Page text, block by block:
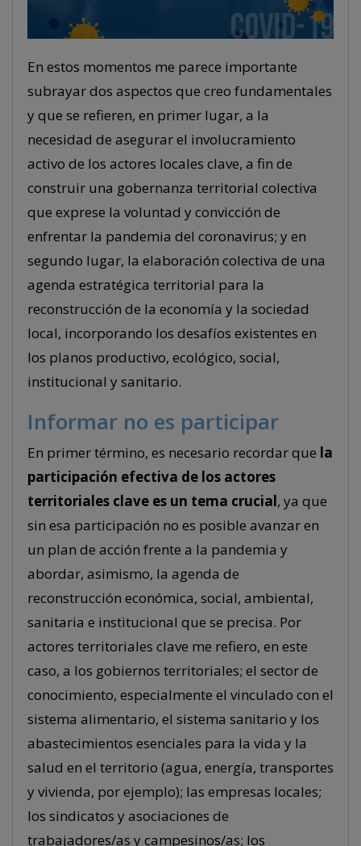
En estos momentos me parece importante
subrayar dos aspectos que creo fundamentales
y que se refieren, en primer lugar, a la
necesidad de asegurar el involucramiento
activo de los actores locales clave, a fin de
construir una gobernanza territorial colectiva
que exprese la voluntad y convicción de
enfrentar la pandemia del coronavirus; y en
segundo lugar, la elaboración colectiva de una
agenda estratégica territorial para la
reconstrucción de la economía y la sociedad
local, incorporando los desafíos existentes en
los planos productivo, ecológico, social,
institucional y sanitario.
Informar no es participar
En primer término, es necesario recordar que la
participación efectiva de los actores
territoriales clave es un tema crucial, ya que
sin esa participación no es posible avanzar en
un plan de acción frente a la pandemia y
abordar, asimismo, la agenda de
reconstrucción económica, social, ambiental,
sanitaria e institucional que se precisa. Por
actores territoriales clave me refiero, en este
caso, a los gobiernos territoriales; el sector de
conocimiento, especialmente el vinculado con el
sistema alimentario, el sistema sanitario y los
abastecimientos esenciales para la vida y la
salud en el territorio (agua, energía, transportes
y vivienda, por ejemplo); las empresas locales;
los sindicatos y asociaciones de
trabajadores/as y campesinos/as; los